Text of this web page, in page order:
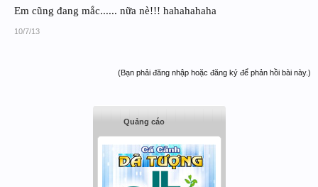
Em cũng đang mắc...... nữa nè!!! hahahahaha
10/7/13
(Bạn phải đăng nhập hoặc đăng ký để phản hồi bài này.)
Quảng cáo